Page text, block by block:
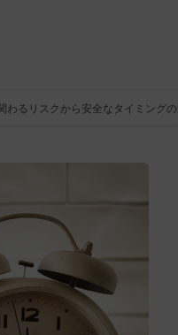
るリスクから安全なタイミング